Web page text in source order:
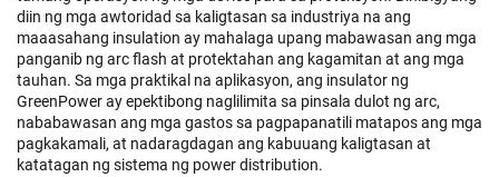
diin ng mga awtoridad sa kaligtasan sa industriya na ang
maaasahang insulation ay mahalaga upang mabawasan ang mga
panganib ng arc flash at protektahan ang kagamitan at ang mga
tauhan. Sa mga praktikal na aplikasyon, ang insulator ng
GreenPower ay epektibong naglilimita sa pinsala dulot ng arc,
nababawasan ang mga gastos sa pagpapanatili matapos ang mga
pagkakamali, at nadaragdagan ang kabuuang kaligtasan at
katatagan ng sistema ng power distribution.